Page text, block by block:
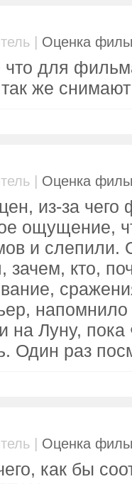
| Оценка
что для
же снимают
| Оценка
из-за чего
ощущение,
и слепили.
зачем, кто,
на Луну,
Один раз
| Оценка
как бы